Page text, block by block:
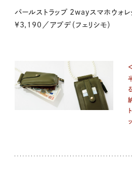
パールストラップ 2wayスマホウォレ
¥3,190／アプデ（フェリシモ）